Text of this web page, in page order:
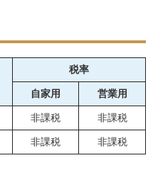
税率
自家用 営業用
非課税 非課税
非課税 非課税